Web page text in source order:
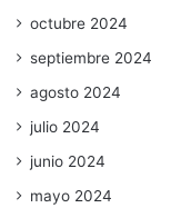
octubre 2024
septiembre 2024
agosto 2024
julio 2024
junio 2024
mayo 2024